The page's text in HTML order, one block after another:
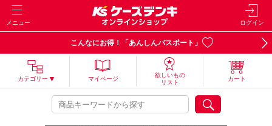
メニュー ログイン
こんなにお得！「あんしんパスポート」
カテゴリー マイページ
欲しいもの
リスト
カート